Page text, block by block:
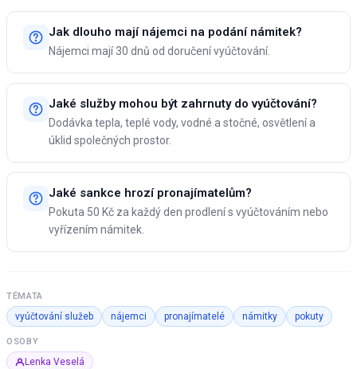
Jak dlouho mají nájemci na podání námitek?
Nájemci mají 30 dnů od doručení vyúčtování.
Jaké služby mohou být zahrnuty do vyúčtování?
Dodávka tepla, teplé vody, vodné a stočné, osvětlení a
úklid společných prostor.
Jaké sankce hrozí pronajímatelům?
Pokuta 50 Kč za každý den prodlení s vyúčtováním nebo
vyřízením námitek.
TÉMATA
vyúčtování služeb nájemci pronajímatelé námitky pokuty
OSOBY
Lenka Veselá